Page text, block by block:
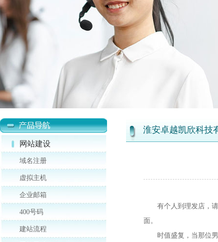
网站建设
域名注册
虚拟主机
企业邮箱
400号码
建站流程
淮安卓越凯欣科技
有个人到理发店，请
面。
时值盛复，当那位男